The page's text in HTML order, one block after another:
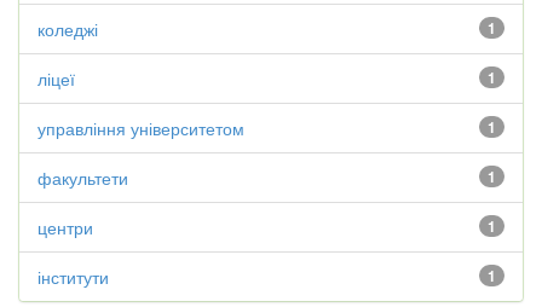
1
коледжі
1
ліцеї
1
управління університетом
1
факультети
1
центри
1
інститути